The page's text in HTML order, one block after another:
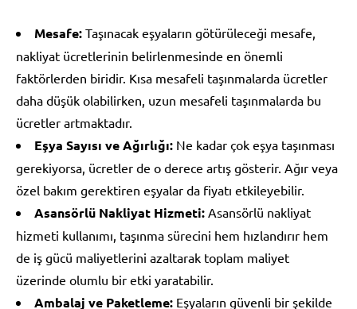
Mesafe: Taşınacak eşyaların götürüleceği mesafe,
nakliyat ücretlerinin belirlenmesinde en önemli
faktörlerden biridir. Kısa mesafeli taşınmalarda ücretler
daha düşük olabilirken, uzun mesafeli taşınmalarda bu
ücretler artmaktadır.
Eşya Sayısı ve Ağırlığı: Ne kadar çok eşya taşınması
gerekiyorsa, ücretler de o derece artış gösterir. Ağır veya
özel bakım gerektiren eşyalar da fiyatı etkileyebilir.
Asansörlü Nakliyat Hizmeti: Asansörlü nakliyat
hizmeti kullanımı, taşınma sürecini hem hızlandırır hem
de iş gücü maliyetlerini azaltarak toplam maliyet
üzerinde olumlu bir etki yaratabilir.
Ambalaj ve Paketleme: Eşyaların güvenli bir şekilde